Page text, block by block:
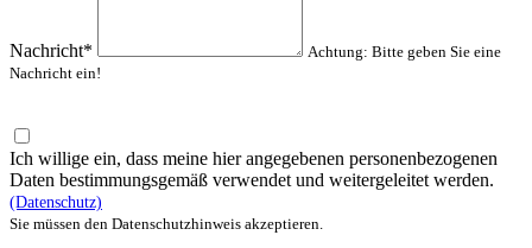
Nachricht*
Achtung: Bitte geben Sie eine
Nachricht ein!
Ich willige ein, dass meine hier angegebenen personenbezogenen
Daten bestimmungsgemäß verwendet und weitergeleitet werden.
(Datenschutz)
Sie müssen den Datenschutzhinweis akzeptieren.